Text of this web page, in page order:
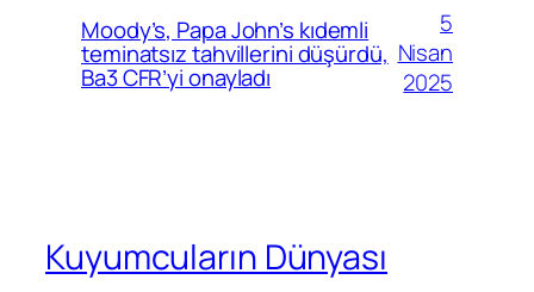
Moody’s, Papa John’s kıdemli
teminatsız tahvillerini düşürdü,
Ba3 CFR’yi onayladı
5
Nisan
2025
Kuyumcuların Dünyası